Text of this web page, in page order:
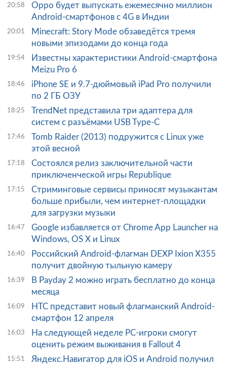
20:58
Oppo будет выпускать ежемесячно миллион
Android-смартфонов с 4G в Индии
20:01
Minecraft: Story Mode обзаведётся тремя
новыми эпизодами до конца года
19:54
Известны характеристики Android-смартфона
Meizu Pro 6
18:46
iPhone SE и 9.7-дюймовый iPad Pro получили
по 2 ГБ ОЗУ
18:25
TrendNet представила три адаптера для
систем с разъёмами USB Type-C
17:46
Tomb Raider (2013) подружится с Linux уже
этой весной
17:18
Состоялся релиз заключительной части
приключенческой игры Republique
17:15
Стриминговые сервисы приносят музыкантам
больше прибыли, чем интернет-площадки
для загрузки музыки
16:47
Google избавляется от Chrome App Launcher на
Windows, OS X и Linux
16:40
Российский Android-флагман DEXP Ixion X355
получит двойную тыльную камеру
16:39
В Payday 2 можно играть бесплатно до конца
месяца
16:09
HTC представит новый флагманский Android-
смартфон 12 апреля
16:03
На следующей неделе PC-игроки смогут
оценить режим выживания в Fallout 4
15:51
Яндекс.Навигатор для iOS и Android получил